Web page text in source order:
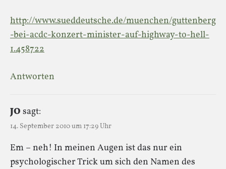
http://www.sueddeutsche.de/muenchen/guttenberg
-bei-acdc-konzert-minister-auf-highway-to-hell-
1.458722
Antworten
JO sagt:
14. September 2010 um 17:29 Uhr
Em – neh! In meinen Augen ist das nur ein
psychologischer Trick um sich den Namen des